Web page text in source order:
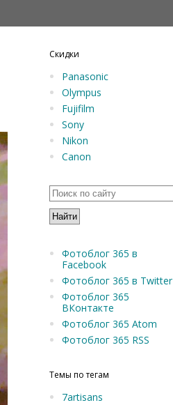
Скидки
Panasonic
Olympus
Fujifilm
Sony
Nikon
Canon
Фотоблог 365 в
Facebook
Фотоблог 365 в Twitter
Фотоблог 365
ВКонтакте
Фотоблог 365 Atom
Фотоблог 365 RSS
Темы по тегам
7artisans